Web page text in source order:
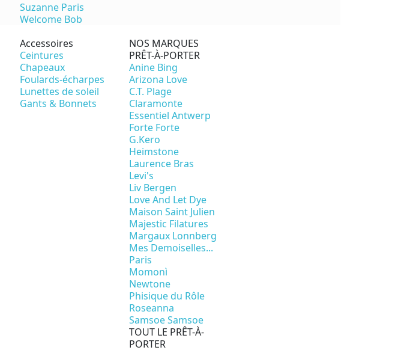
Suzanne Paris
Welcome Bob
Accessoires
Ceintures
Chapeaux
Foulards-écharpes
Lunettes de soleil
Gants & Bonnets
NOS MARQUES
PRÊT-À-PORTER
Anine Bing
Arizona Love
C.T. Plage
Claramonte
Essentiel Antwerp
Forte Forte
G.Kero
Heimstone
Laurence Bras
Levi's
Liv Bergen
Love And Let Dye
Maison Saint Julien
Majestic Filatures
Margaux Lonnberg
Mes Demoiselles...
Paris
Momonì
Newtone
Phisique du Rôle
Roseanna
Samsoe Samsoe
TOUT LE PRÊT-À-
PORTER